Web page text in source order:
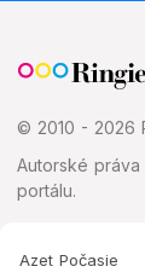
© 2010 - 2026
Autorské
portálu.
Azet Počasie